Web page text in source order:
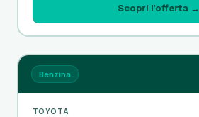
Scopri l’offerta →
Benzina
TOYOTA